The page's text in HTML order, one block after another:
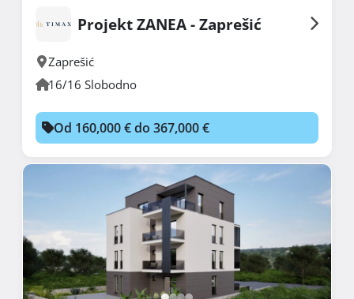
Projekt ZANEA - Zaprešić
Zaprešić
16/16 Slobodno
Od 160,000 € do 367,000 €